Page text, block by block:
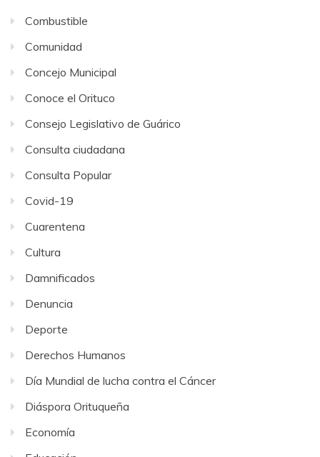
Combustible
Comunidad
Concejo Municipal
Conoce el Orituco
Consejo Legislativo de Guárico
Consulta ciudadana
Consulta Popular
Covid-19
Cuarentena
Cultura
Damnificados
Denuncia
Deporte
Derechos Humanos
Día Mundial de lucha contra el Cáncer
Diáspora Orituqueña
Economía